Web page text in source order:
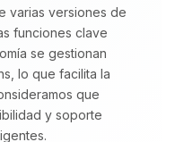
varias versiones de
funciones clave
se gestionan
lo que facilita la
que
y soporte